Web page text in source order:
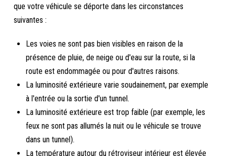
que votre véhicule se déporte dans les circonstances
suivantes :
Les voies ne sont pas bien visibles en raison de la
présence de pluie, de neige ou d'eau sur la route, si la
route est endommagée ou pour d'autres raisons.
La luminosité extérieure varie soudainement, par exemple
à l'entrée ou la sortie d'un tunnel.
La luminosité extérieure est trop faible (par exemple, les
feux ne sont pas allumés la nuit ou le véhicule se trouve
dans un tunnel).
La température autour du rétroviseur intérieur est élevée